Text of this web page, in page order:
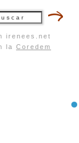
irenees.net
la Coredem